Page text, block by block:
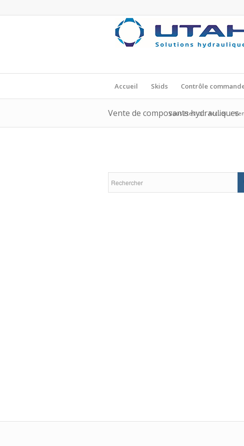
Accueil Skids Contrôle
Vente de composants hydrauliques
Vous êtes ici : Accueil /